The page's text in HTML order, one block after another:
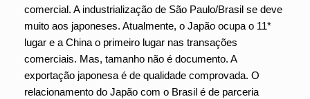
comercial. A industrialização de São Paulo/Brasil se deve
muito aos japoneses. Atualmente, o Japão ocupa o 11*
lugar e a China o primeiro lugar nas transações
comerciais. Mas, tamanho não é documento. A
exportação japonesa é de qualidade comprovada. O
relacionamento do Japão com o Brasil é de parceria